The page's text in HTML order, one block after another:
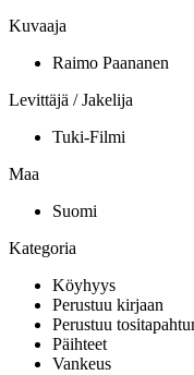
Kuvaaja
Raimo Paananen
Levittäjä / Jakelija
Tuki-Filmi
Maa
Suomi
Kategoria
Köyhyys
Perustuu kirjaan
Perustuu
Päihteet
Vankeus